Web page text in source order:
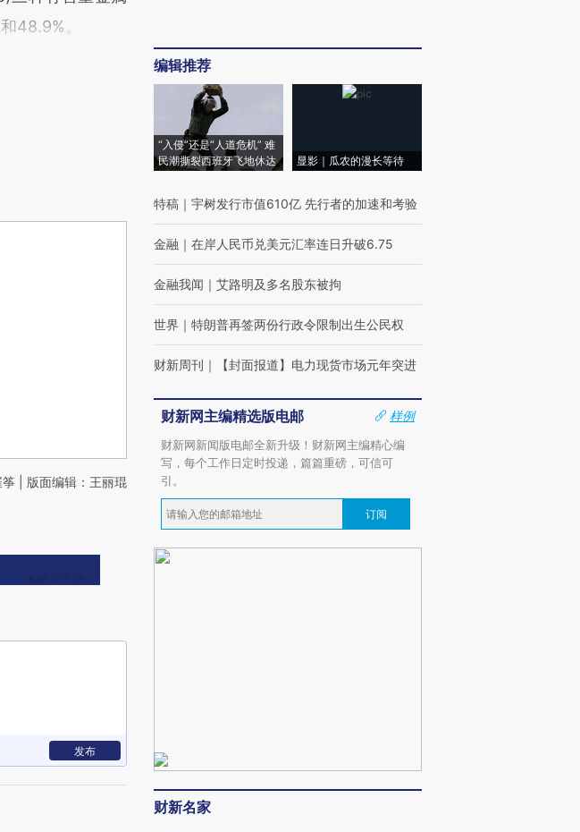
48.9%。
| 版面编辑：王丽琨
发布
编辑推荐
“入侵”还是“人道危机” 难
民潮撕裂西班牙飞地休达
显影｜瓜农的漫长等待
特稿 ｜ 宇树发行市值610亿 先行者的加速和考验
金融 ｜ 在岸人民币兑美元汇率连日升破6.75
金融我闻 ｜ 艾路明及多名股东被拘
世界 ｜ 特朗普再签两份行政令限制出生公民权
财新周刊 ｜ 【封面报道】电力现货市场元年突进
财新网主编精选版电邮
样例
财新网新闻版电邮全新升级！财新网主编精心编
写，每个工作日定时投递，篇篇重磅，可信可
引。
订阅
财新名家